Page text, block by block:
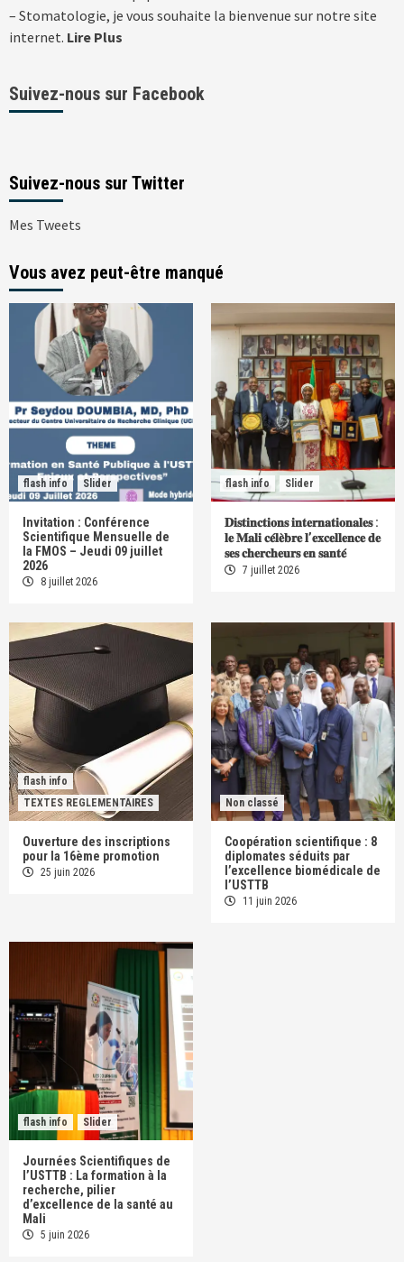
– Stomatologie, je vous souhaite la bienvenue sur notre site
internet. Lire Plus
Suivez-nous sur Facebook
Suivez-nous sur Twitter
Mes Tweets
Vous avez peut-être manqué
flash info Slider
Invitation : Conférence
Scientifique Mensuelle de
la FMOS – Jeudi 09 juillet
2026
8 juillet 2026
flash info Slider
𝐃𝐢𝐬𝐭𝐢𝐧𝐜𝐭𝐢𝐨𝐧𝐬 𝐢𝐧𝐭𝐞𝐫𝐧𝐚𝐭𝐢𝐨𝐧𝐚𝐥𝐞𝐬 :
𝐥𝐞 𝐌𝐚𝐥𝐢 𝐜𝐞́𝐥𝐞̀𝐛𝐫𝐞 𝐥’𝐞𝐱𝐜𝐞𝐥𝐥𝐞𝐧𝐜𝐞 𝐝𝐞
𝐬𝐞𝐬 𝐜𝐡𝐞𝐫𝐜𝐡𝐞𝐮𝐫𝐬 𝐞𝐧 𝐬𝐚𝐧𝐭𝐞́
7 juillet 2026
flash info
TEXTES REGLEMENTAIRES
Ouverture des inscriptions
pour la 16ème promotion
25 juin 2026
Non classé
Coopération scientifique : 8
diplomates séduits par
l’excellence biomédicale de
l’USTTB
11 juin 2026
flash info Slider
Journées Scientifiques de
l’USTTB : La formation à la
recherche, pilier
d’excellence de la santé au
Mali
5 juin 2026